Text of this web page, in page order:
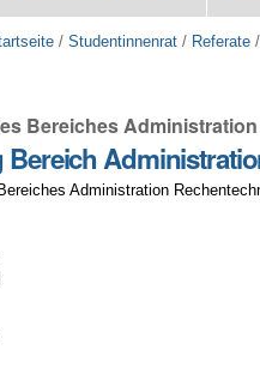
/Studentinnenrat / Referate /
Bereiches
Bereich
Administration